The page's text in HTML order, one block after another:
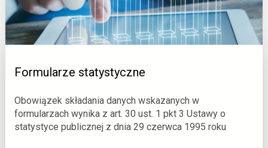
y
n
S
t
y
s
t
Formularze statystyczne
Obowiązek składania danych wskazanych w
formularzach wynika z art. 30 ust. 1 pkt 3 Ustawy o
statystyce publicznej z dnia 29 czerwca 1995 roku